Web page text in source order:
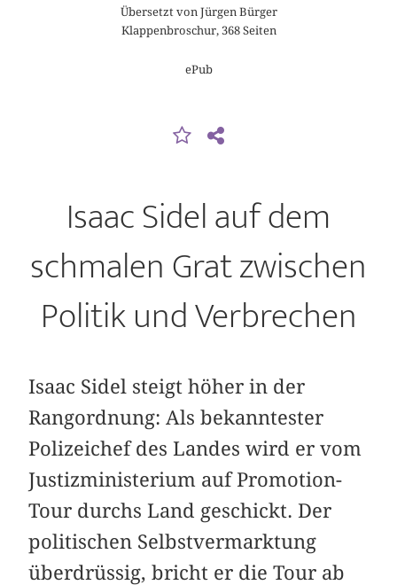
Übersetzt von Jürgen Bürger
Klappenbroschur, 368 Seiten
ePub
Isaac Sidel auf dem
schmalen Grat zwischen
Politik und Verbrechen
Isaac Sidel steigt höher in der
Rangordnung: Als bekanntester
Polizeichef des Landes wird er vom
Justizministerium auf Promotion-
Tour durchs Land geschickt. Der
politischen Selbstvermarktung
überdrüssig, bricht er die Tour ab